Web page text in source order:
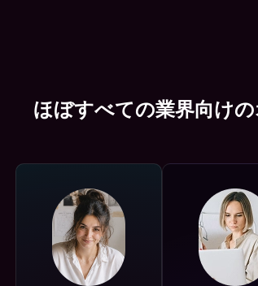
ほぼすべての業界向け